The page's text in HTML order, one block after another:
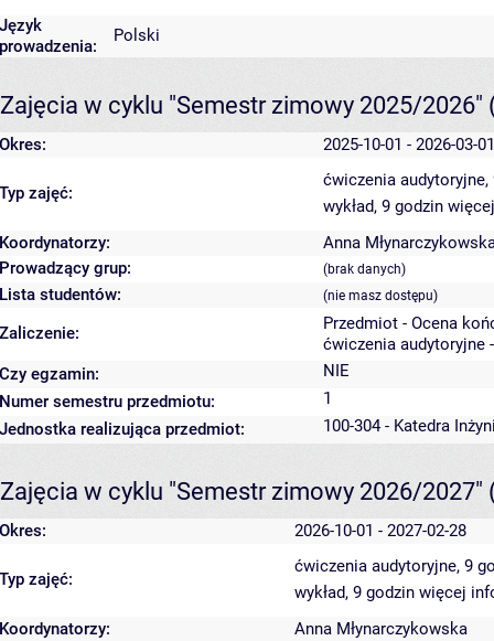
Język
prowadzenia:
Polski
Zajęcia w cyklu "Semestr zimowy 2025/2026"
Okres: 2025-10-01 - 2026-03-01
Typ zajęć:
ćwiczenia
wykład, 9 godzin
Koordynatorzy:
Anna
Prowadzący grup:
(brak danych)
Lista studentów: (nie masz dostępu)
Zaliczenie:
Przedmiot - Ocena
ćwiczenia audytoryjne
Czy egzamin:
NIE
Numer semestru przedmiotu:
1
Jednostka realizująca przedmiot:
100-304 - Katedra
Zajęcia w cyklu "Semestr zimowy 2026/2027"
Okres: 2026-10-01 - 2027-02-28
Typ zajęć:
ćwiczenia audytoryjne, 9
wykład, 9 godzin więcej
Koordynatorzy:
Anna Młynarczykowska